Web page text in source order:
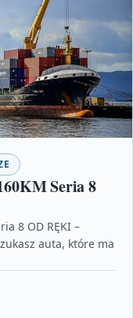
Seria 8
8 OD RĘKI –
auta, które ma